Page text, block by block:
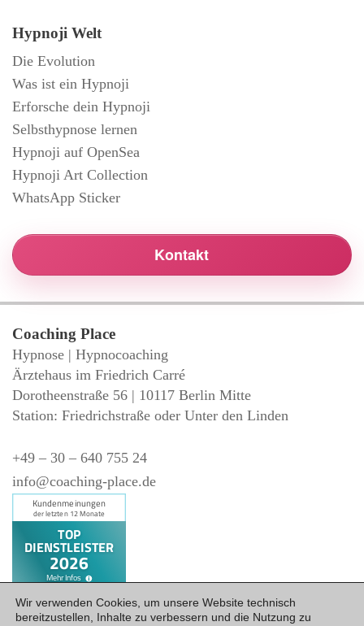
Hypnoji Welt
Die Evolution
Was ist ein Hypnoji
Erforsche dein Hypnoji
Selbsthypnose lernen
Hypnoji auf OpenSea
Hypnoji Art Collection
WhatsApp Sticker
Kontakt
Coaching Place
Hypnose | Hypnocoaching
Ärztehaus im Friedrich Carré
Dorotheenstraße 56 | 10117 Berlin Mitte
Station: Friedrichstraße oder Unter den Linden
+49 – 30 – 640 755 24
info@coaching-place.de
Wir verwenden Cookies, um unsere Website technisch
bereitzustellen, Inhalte zu verbessern und die Nutzung zu